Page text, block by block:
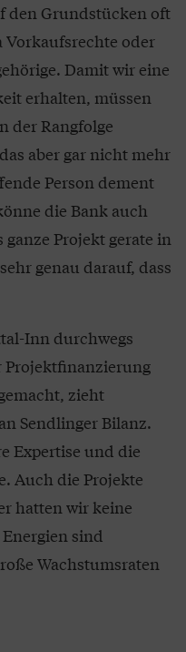
den Grundstücken oft
oder
Damit wir eine
erhalten, müssen
der Rangfolge
aber gar nicht mehr
Person dement
die Bank auch
Projekt gerate in
genau darauf, dass
Inn durchwegs
Projektfinanzierung
zieht
Sendlinger Bilanz.
Expertise und die
Auch die Projekte
hatten wir keine
sind
Wachstumsraten